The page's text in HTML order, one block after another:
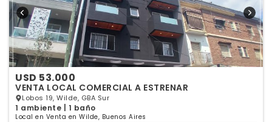
USD 53.000
VENTA LOCAL COMERCIAL A ESTRENAR
Lobos 19, Wilde, GBA Sur
1 ambiente | 1 baño
Local en Venta en Wilde, Buenos Aires